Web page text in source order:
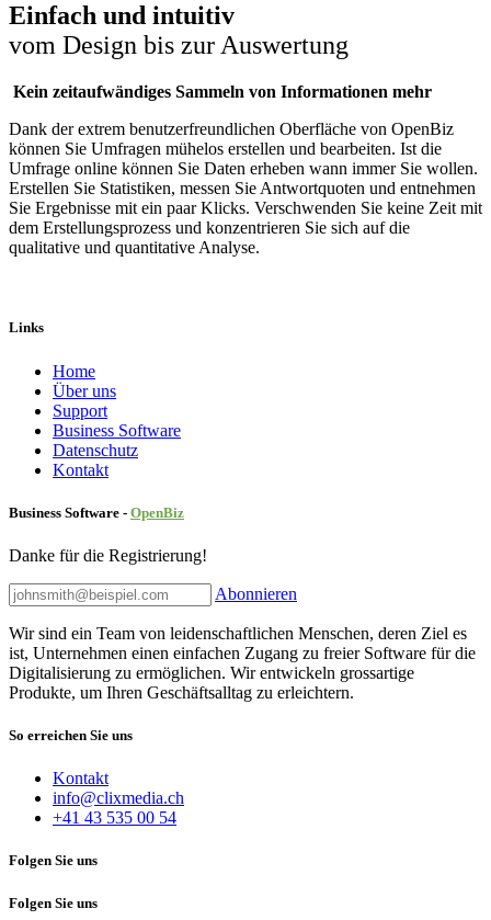
Einfach und intuitiv
vom Design bis zur Auswertung
Kein zeitaufwändiges Sammeln von Informationen mehr
Dank der extrem benutzerfreundlichen Oberfläche von OpenBiz
können Sie Umfragen mühelos erstellen und bearbeiten. Ist die
Umfrage online können Sie Daten erheben wann immer Sie wollen.
Erstellen Sie Statistiken, messen Sie Antwortquoten und entnehmen
Sie Ergebnisse mit ein paar Klicks. Verschwenden Sie keine Zeit mit
dem Erstellungsprozess und konzentrieren Sie sich auf die
qualitative und quantitative Analyse.
Links
Home
Über uns
Sup​port
Business Software
Datenschutz
Kontakt
Business Software - OpenBiz
Danke für die Registrierung!
Abonnieren
Wir sind ein Team von leidenschaftlichen Menschen, deren Ziel es
ist, Unternehmen einen einfachen Zugang zu freier Software für die
Digitalisierung zu ermöglichen. Wir entwickeln grossartige
Produkte, um Ihren Geschäftsalltag zu erleichtern.
So erreichen Sie uns
Kontakt
info@clixmedia.ch
+41 43 535 00 54
Folgen Sie uns
Folgen Sie uns